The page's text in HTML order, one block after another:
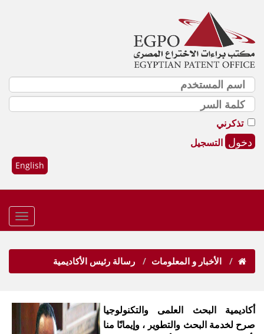
تذكرني
التسجيل
English
الأخبار و المعلومات رسالة رئيس الأكاديمية
أكاديمية البحث العلمى والتكنولوجيا
صرح لخدمة البحث والتطوير ، وإيمانًا منا